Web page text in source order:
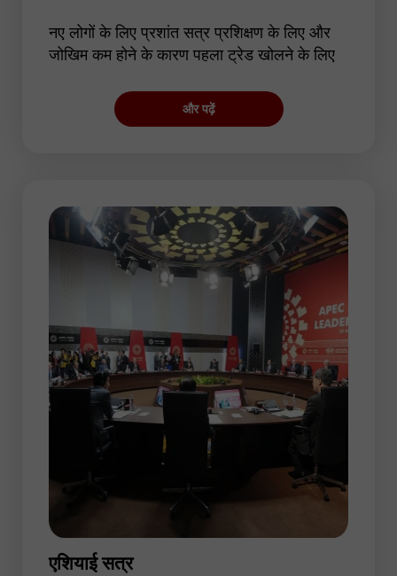
नए लोगों के लिए प्रशांत सत्र प्रशिक्षण के लिए और
जोखिम कम होने के कारण पहला ट्रेड खोलने के लिए
ट्रेडिंग के लिए कॉन्फ़िगर किए गए कुछ स्वचालित
सिस्टम इस सत्र के दौरान प्रभावी हो सकते हैं।
पर बाजार की प्रतिक्रिया काफी तीखी हो सकती है।
इसलिए, मूल्य की गतिशीलता पर महत्वपूर्ण प्रभाव पड़ना
निश्चित है।
पैसिफ़िक सत्र में, AUD/USD और NZD/USD
सबसे अधिक ट्रेड किए गए मुद्रा जोड़े हैं। बात यह है
कि ऑस्ट्रेलियाई और न्यूजीलैंड डॉलर प्रशांत देशों की
राष्ट्रीय मुद्राएं हैं।
और पढ़ें
एशियाई सत्र